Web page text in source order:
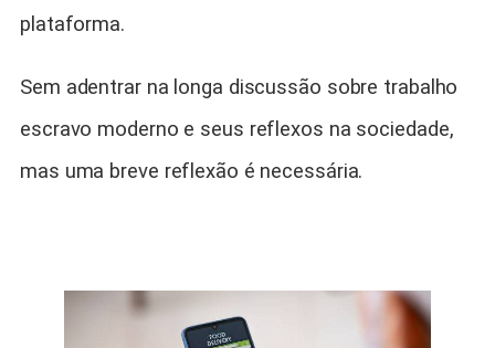
plataforma.
Sem adentrar na longa discussão sobre trabalho
escravo moderno e seus reflexos na sociedade,
mas uma breve reflexão é necessária.